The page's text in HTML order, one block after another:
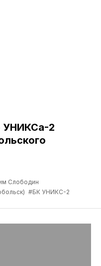
УНИКСа-2
Слободин
#БК УНИКС-2